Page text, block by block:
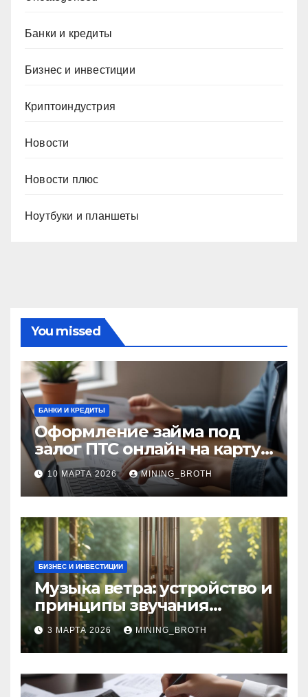
Банки и кредиты
Бизнес и инвестиции
Криптоиндустрия
Новости
Новости плюс
Ноутбуки и планшеты
You missed
БАНКИ И КРЕДИТЫ
Оформление займа под
залог ПТС онлайн на карту
без визита в офис: порядок,
требования и документы
10 МАРТА 2026 MINING_BROTH
БИЗНЕС И ИНВЕСТИЦИИ
Музыка ветра: устройство и
принципы звучания
колокольчиков
3 МАРТА 2026 MINING_BROTH